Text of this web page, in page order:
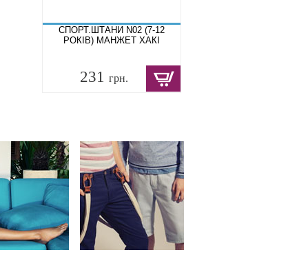
СПОРТ.ШТАНИ N02 (7-12
РОКІВ) МАНЖЕТ ХАКІ
231 грн.